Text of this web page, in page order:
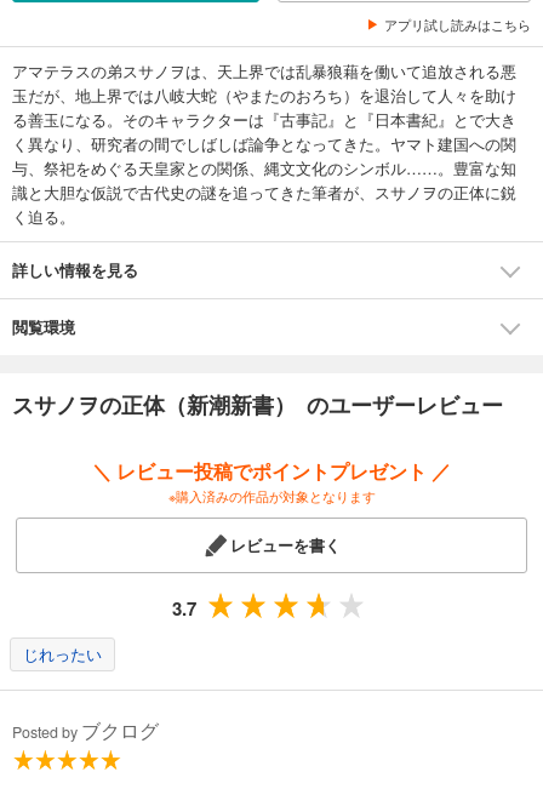
アプリ試し読みはこちら
アマテラスの弟スサノヲは、天上界では乱暴狼藉を働いて追放される悪
玉だが、地上界では八岐大蛇（やまたのおろち）を退治して人々を助け
る善玉になる。そのキャラクターは『古事記』と『日本書紀』とで大き
く異なり、研究者の間でしばしば論争となってきた。ヤマト建国への関
与、祭祀をめぐる天皇家との関係、縄文文化のシンボル……。豊富な知
識と大胆な仮説で古代史の謎を追ってきた筆者が、スサノヲの正体に鋭
く迫る。
詳しい情報を見る
閲覧環境
スサノヲの正体（新潮新書） のユーザーレビュー
＼ レビュー投稿でポイントプレゼント ／
※購入済みの作品が対象となります
レビューを書く
3.7
じれったい
Posted by ブクログ